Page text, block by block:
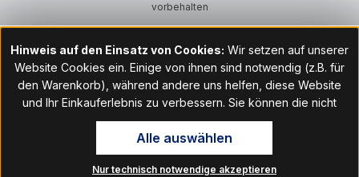
vorbehalten
Hinweis auf den Einsatz von Cookies: Wir setzen auf unserer
Website Cookies ein. Einige von ihnen sind notwendig (z.B. für
den Warenkorb), während andere uns helfen, diese Website
und Ihr Einkauferlebnis zu verbessern. Sie können die nicht
notwendigen Cookies mit Klick auf „OK“ akzeptieren oder per
Klick auf "Nur technisch notwendige akzeptieren" ablehnen. Den
Zugang zu den Cookie-Einstellungen finden Sie im Fußbereich
unserer Website im Menüpunkt „Informationen“. Dort können Sie
Nur technisch notwendige akzeptieren
Alle auswählen